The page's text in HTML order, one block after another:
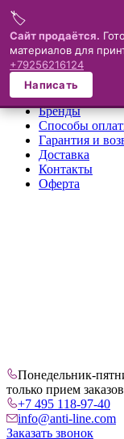
Меню
×
О компании
Каталог
Бренды
Способы
Гарантия и
Доставка
Контакты
Оферта
Понедельник-
только прием заказов
+7 495 118-97-40
info@anti-line.com
Заказать звонок
🏷️
Сайт продаётся.
материалов для
+79256216124
Написать